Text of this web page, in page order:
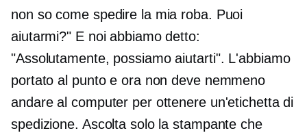
non so come spedire la mia roba. Puoi
aiutarmi?" E noi abbiamo detto:
"Assolutamente, possiamo aiutarti". L'abbiamo
portato al punto e ora non deve nemmeno
andare al computer per ottenere un'etichetta di
spedizione. Ascolta solo la stampante che